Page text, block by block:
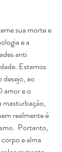
sua morte e
e a
anti
Estamos
desejo, ao
amor e o
masturbação,
realmente é
Portanto,
e alma